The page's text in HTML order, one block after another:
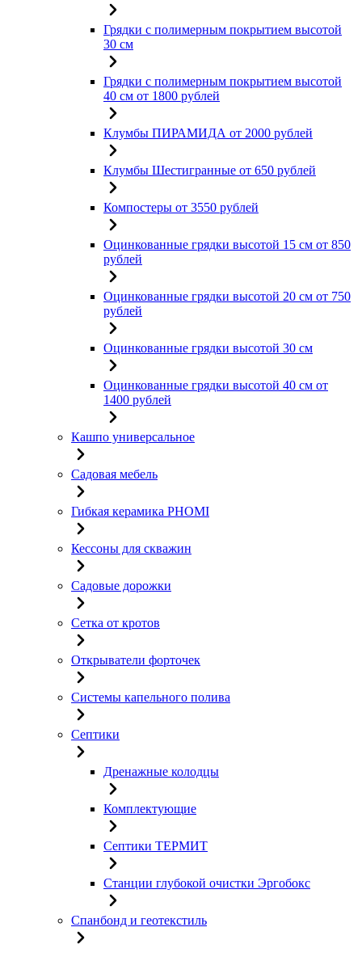
Грядки с полимерным покрытием высотой
30 см
Грядки с полимерным покрытием высотой
40 см от 1800 рублей
Клумбы ПИРАМИДА от 2000 рублей
Клумбы Шестигранные от 650 рублей
Компостеры от 3550 рублей
Оцинкованные грядки высотой 15 см от 850
рублей
Оцинкованные грядки высотой 20 см от 750
рублей
Оцинкованные грядки высотой 30 см
Оцинкованные грядки высотой 40 см от
1400 рублей
Кашпо универсальное
Садовая мебель
Гибкая керамика PHOMI
Кессоны для скважин
Садовые дорожки
Сетка от кротов
Открыватели форточек
Системы капельного полива
Септики
Дренажные колодцы
Комплектующие
Септики ТЕРМИТ
Станции глубокой очистки Эргобокс
Спанбонд и геотекстиль